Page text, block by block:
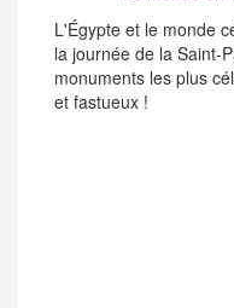
L'Égypte et le monde
la journée de la Saint-
monuments les plus
et fastueux !